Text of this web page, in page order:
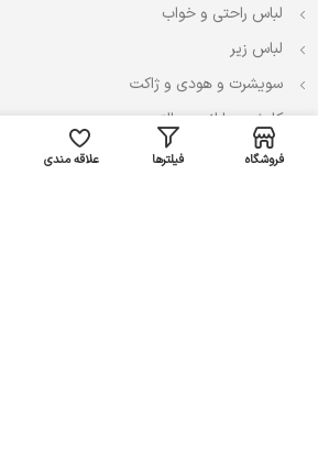
لباس راحتی و خواب
لباس زیر
سویشرت و هودی و ژاکت
کاپشن، بارانی و پالتو
فروشگاه فیلترها علاقه مندی